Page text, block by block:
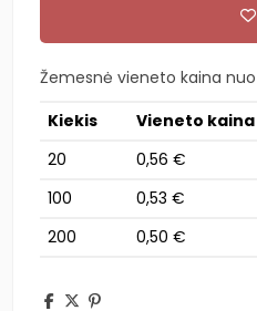
Žemesnė vieneto kaina
Kiekis
Vieneto kaina
20
0,56 €
100
0,53 €
200
0,50 €